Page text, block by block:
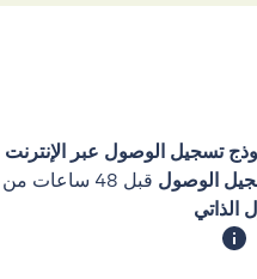
تسجيل الوصول عبر الإنترنت
الوصول قبل 48 ساعات من وصولك
الذاتي